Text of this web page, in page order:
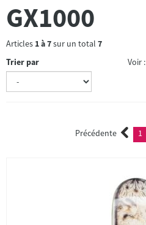
GX1000
Articles 1à7sur un total 7
Trier par
Voir :
Précédente 1